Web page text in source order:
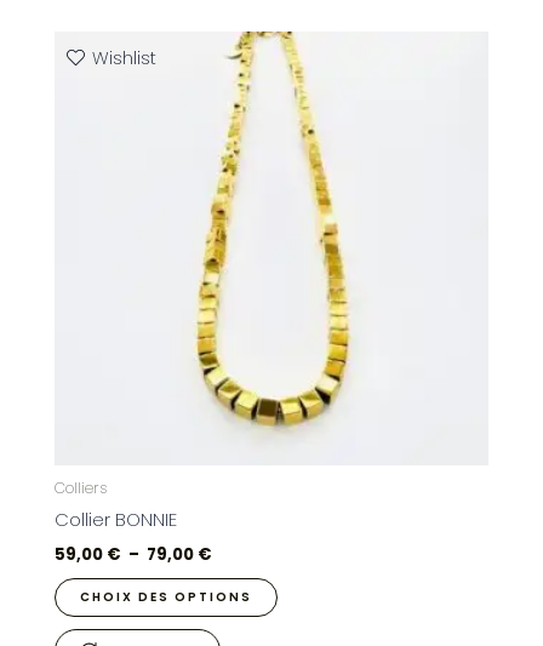
Wishlist
Colliers
Collier BONNIE
59,00 € – 79,00 €
Plage
de
prix :
59,00 €
79,00 €
CHOIX DES OPTIONS
Ce
produit
plusieurs
variations.
options
peuvent
choisies
page
du